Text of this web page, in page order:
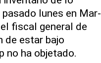
pasado lunes en Mar-
fiscal general de
de estar bajo
no ha objetado.